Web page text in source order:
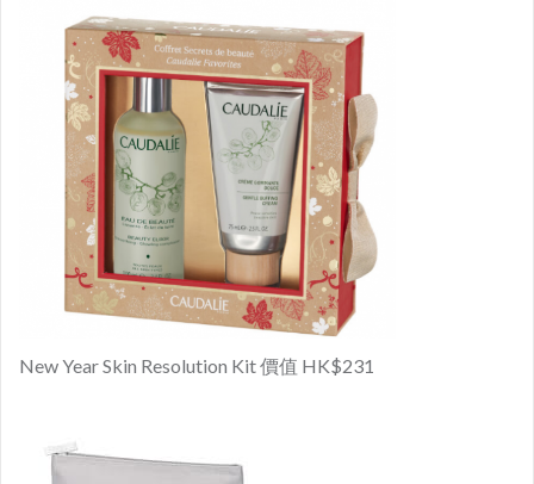
New Year Skin Resolution Kit 價值 HK$231